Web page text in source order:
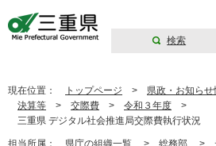
検索
現在位置： トップページ > 県政・お知らせ
決算等 > 交際費 > 令和３年度 >
三重県 デジタル社会推進局交際費執行状況
担当所属： 県庁の組織一覧 > 総務部 >